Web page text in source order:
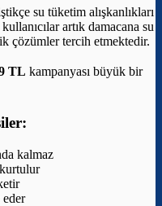
su tüketim alışkanlıkları
artık damacana su
çözümler tercih etmektedir.
TL kampanyası büyük bir
kalmaz